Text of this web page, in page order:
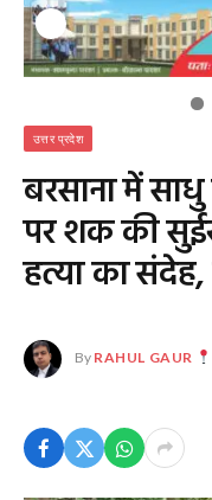
उत्तर प्रदेश
बरसाना में साधु
पर शक की
हत्या का
By RAHUL GAUR